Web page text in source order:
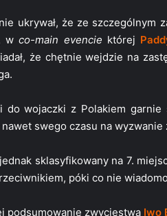
ukrywał, że ze szczególnym
wco-main evencie której
że chętnie wejdzie na
do wojaczki z Polakiem
nawet swego czasu na
sklasyfikowany na 7.
póki co nie
podsumowanie zwycięstwa Iwo